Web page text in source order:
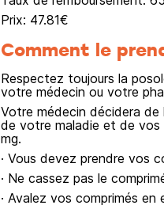
Prix: 47.81€
Comment le
Respectez toujours la
votre médecin ou votre
Votre médecin décidera
de votre maladie et de vos
mg.
· Vous devez prendre vos
· Ne cassez pas le
· Avalez vos comprimés en